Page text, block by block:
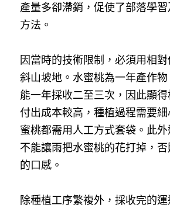
產量多卻滯銷，促使了部落學
方法。
因當時的技術限制，必須用相
斜山坡地。水蜜桃為一年產作
能一年採收二至三次，因此顯
付出成本較高，種植過程需要
蜜桃都需用人工方式套袋。此外
不能讓雨把水蜜桃的花打掉，
的口感。
除種植工序繁複外，採收完的